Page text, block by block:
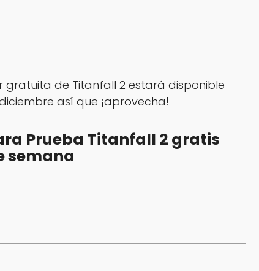
gratuita de Titanfall 2 estará disponible
así que ¡aprovecha!
Prueba Titanfall 2 gratis
semana